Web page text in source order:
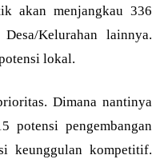
akan menjangkau 336
Kelurahan lainnya.
lokal.
Dimana nantinya
potensi pengembangan
keunggulan kompetitif.